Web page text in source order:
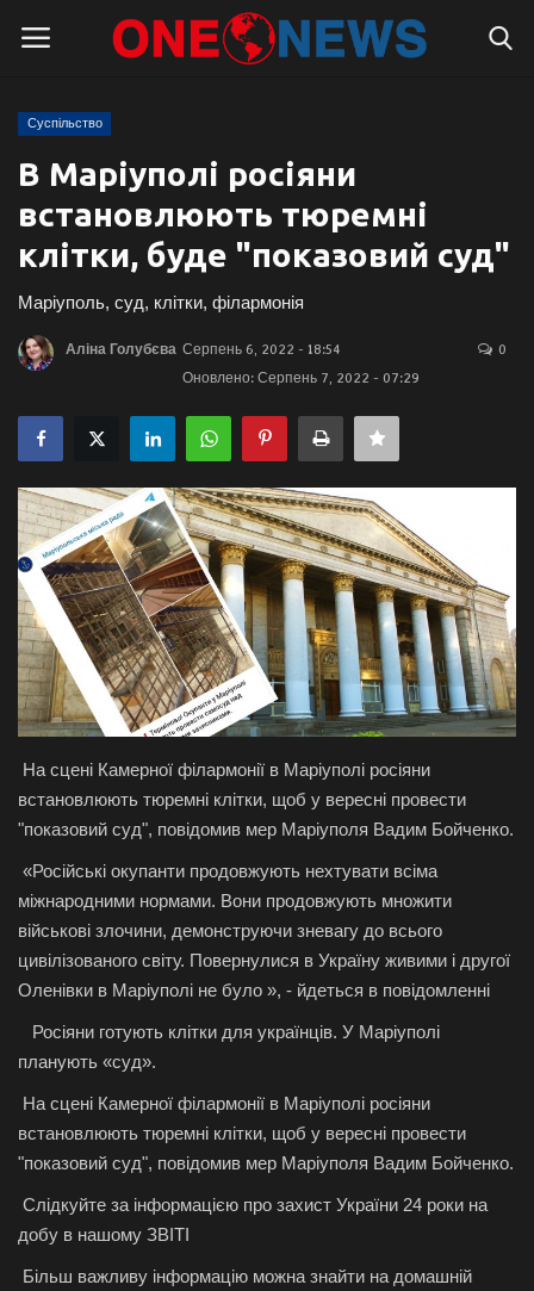
Логін
Головна
Контакти
Про нас
Правила для блогерів
Суспільство
Галерея
Політика
Економіка
Технології
Спорт
Авто
Відео
Мова
Ukraine
Суспільство
В Маріуполі росіяни
встановлюють тюремні
клітки, буде "показовий суд"
Маріуполь, суд, клітки, філармонія
Аліна Голубєва Серпень 6, 2022 - 18:54
Оновлено: Серпень 7, 2022 - 07:29
0
На сцені Камерної філармонії в Маріуполі росіяни
встановлюють тюремні клітки, щоб у вересні провести
"показовий суд", повідомив мер Маріуполя Вадим Бойченко.
«Російські окупанти продовжують нехтувати всіма
міжнародними нормами. Вони продовжують множити
військові злочини, демонструючи зневагу до всього
цивілізованого світу. Повернулися в Україну живими і другої
Оленівки в Маріуполі не було », - йдеться в повідомленні
Росіяни готують клітки для українців. У Маріуполі
планують «суд».
На сцені Камерної філармонії в Маріуполі росіяни
встановлюють тюремні клітки, щоб у вересні провести
"показовий суд", повідомив мер Маріуполя Вадим Бойченко.
Слідкуйте за інформацією про захист України 24 роки на
добу в нашому ЗВІТІ
Більш важливу інформацію можна знайти на домашній